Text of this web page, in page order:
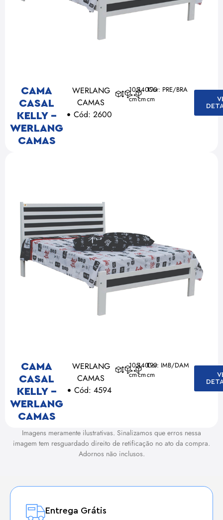
CAMA
CASAL
KELLY –
WERLANG
CAMAS
WERLANG
CAMAS
Cód: 2600
105
cm
140
cm
190
cm
Cor: PRE/BRA
CAMA
CASAL
KELLY –
WERLANG
CAMAS
WERLANG
CAMAS
Cód: 4594
105
cm
140
cm
190
cm
Cor: IMB/DAM
Imagens meramente ilustrativas. Sinalizamos que erros nessa
imagem tem resguardado direito de retificação no ato da compra.
Adornos não inclusos.
Entrega Grátis